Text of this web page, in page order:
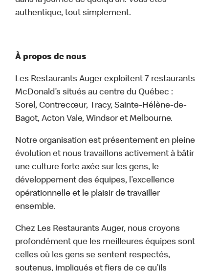
authentique, tout simplement.
À propos de nous
Les Restaurants Auger exploitent 7 restaurants
McDonald’s situés au centre du Québec :
Sorel, Contrecœur, Tracy, Sainte-Hélène-de-
Bagot, Acton Vale, Windsor et Melbourne.
Notre organisation est présentement en pleine
évolution et nous travaillons activement à bâtir
une culture forte axée sur les gens, le
développement des équipes, l’excellence
opérationnelle et le plaisir de travailler
ensemble.
Chez Les Restaurants Auger, nous croyons
profondément que les meilleures équipes sont
celles où les gens se sentent respectés,
soutenus, impliqués et fiers de ce qu’ils